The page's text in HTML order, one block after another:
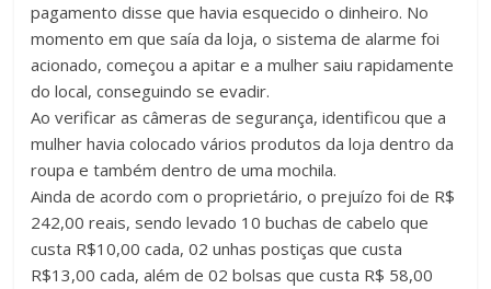
pagamento disse que havia esquecido o dinheiro. No
momento em que saía da loja, o sistema de alarme foi
acionado, começou a apitar e a mulher saiu rapidamente
do local, conseguindo se evadir.
Ao verificar as câmeras de segurança, identificou que a
mulher havia colocado vários produtos da loja dentro da
roupa e também dentro de uma mochila.
Ainda de acordo com o proprietário, o prejuízo foi de R$
242,00 reais, sendo levado 10 buchas de cabelo que
custa R$10,00 cada, 02 unhas postiças que custa
R$13,00 cada, além de 02 bolsas que custa R$ 58,00